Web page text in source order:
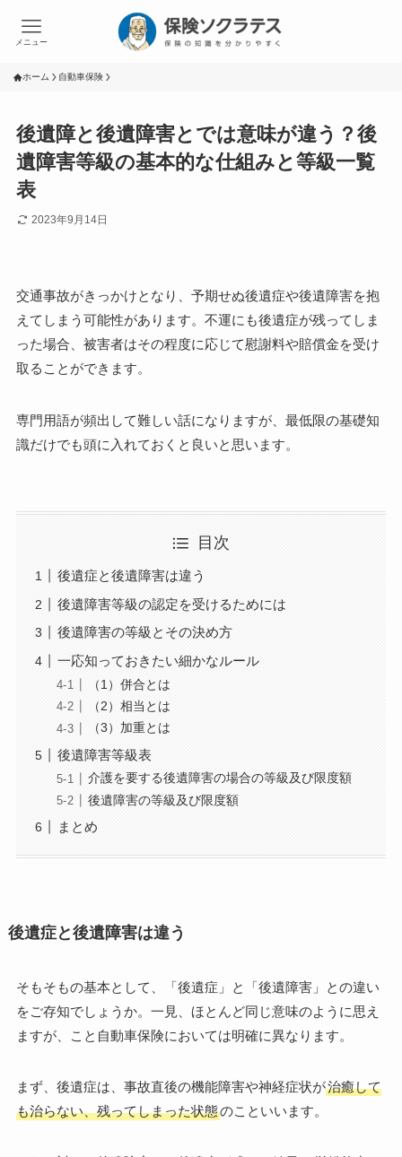
メニュー
ホーム 自動車保険
後遺障と後遺障害とでは意味が違う？後
遺障害等級の基本的な仕組みと等級一覧
表
2023年9月14日
交通事故がきっかけとなり、予期せぬ後遺症や後遺障害を抱
えてしまう可能性があります。不運にも後遺症が残ってしま
った場合、被害者はその程度に応じて慰謝料や賠償金を受け
取ることができます。
専門用語が頻出して難しい話になりますが、最低限の基礎知
識だけでも頭に入れておくと良いと思います。
目次
後遺症と後遺障害は違う
後遺障害等級の認定を受けるためには
後遺障害の等級とその決め方
一応知っておきたい細かなルール
（1）併合とは
（2）相当とは
（3）加重とは
後遺障害等級表
介護を要する後遺障害の場合の等級及び限度額
後遺障害の等級及び限度額
まとめ
後遺症と後遺障害は違う
そもそもの基本として、「後遺症」と「後遺障害」との違い
をご存知でしょうか。一見、ほとんど同じ意味のように思え
ますが、こと自動車保険においては明確に異なります。
まず、後遺症は、事故直後の機能障害や神経症状が治癒して
も治らない、残ってしまった状態のこといいます。